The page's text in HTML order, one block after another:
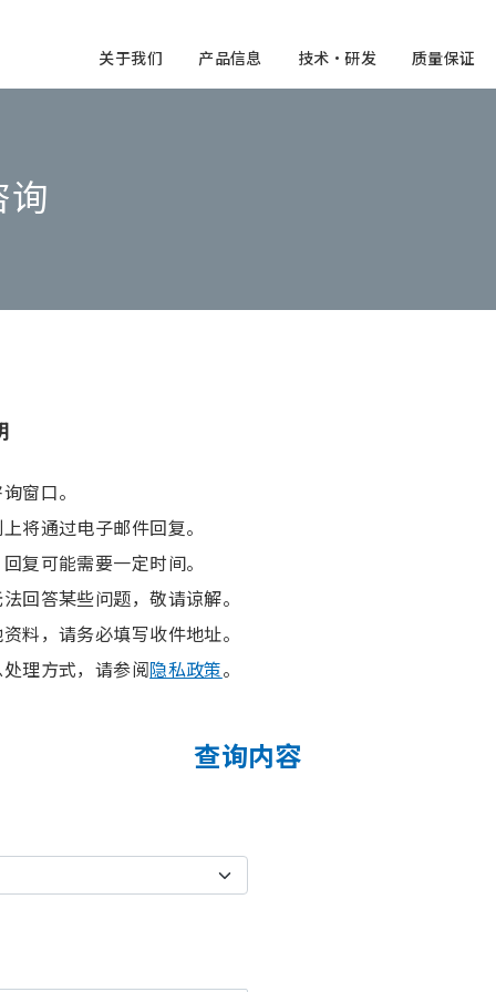
关于我们 产品信息 技术・研发 质量保证
询
窗口。
将通过电子邮件回复。
复可能需要一定时间。
回答某些问题，敬请谅解。
料，请务必填写收件地址。
理方式，请参阅隐私政策。
查询内容